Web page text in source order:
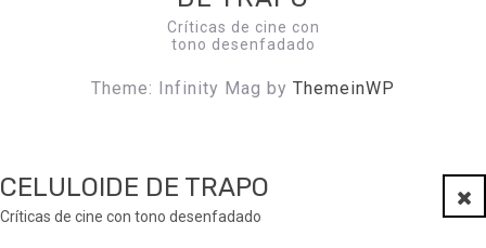
Críticas de cine con
tono desenfadado
Theme: Infinity Mag by ThemeinWP
CELULOIDE DE TRAPO
Críticas de cine con tono desenfadado